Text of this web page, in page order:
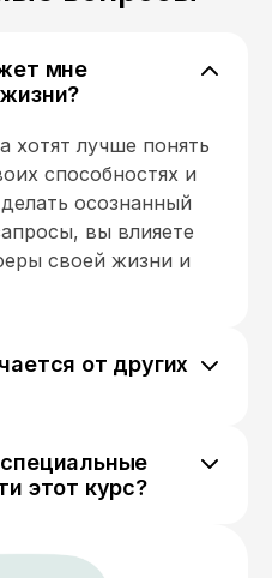
мне
хотят лучше понять
способностях и
осознанный
вы влияете
своей жизни и
от других
себя, своих
научно доказанные
этот курс?
в целом к ценностям,